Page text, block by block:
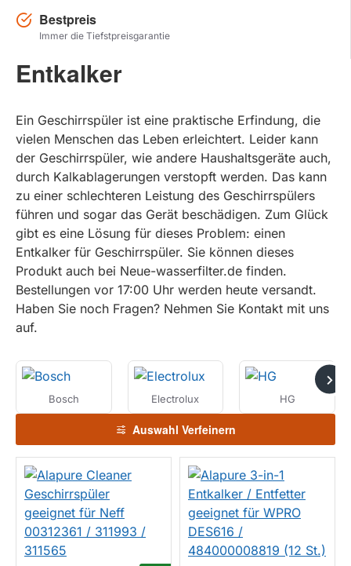
Bestpreis
Immer die Tiefstpreisgarantie
Entkalker
Ein Geschirrspüler ist eine praktische Erfindung, die
vielen Menschen das Leben erleichtert. Leider kann
der Geschirrspüler, wie andere Haushaltsgeräte auch,
durch Kalkablagerungen verstopft werden. Das kann
zu einer schlechteren Leistung des Geschirrspülers
führen und sogar das Gerät beschädigen. Zum Glück
gibt es eine Lösung für dieses Problem: einen
Entkalker für Geschirrspüler. Sie können dieses
Produkt auch bei Neue-wasserfilter.de finden.
Bestellungen vor 17:00 Uhr werden heute versandt.
Haben Sie noch Fragen? Nehmen Sie Kontakt mit uns
auf.
Bosch Electrolux HG
Auswahl Verfeinern